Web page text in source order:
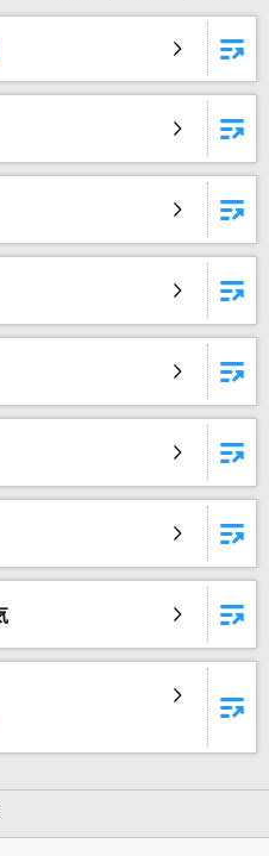
れている曲の一覧